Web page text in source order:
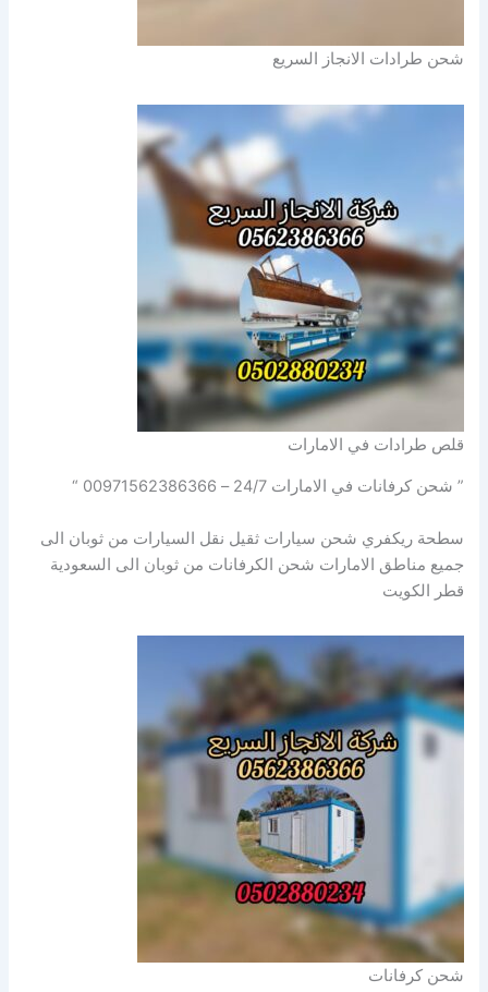
شحن طرادات الانجاز السريع
قلص طرادات في الامارات
” شحن كرفانات في الامارات 24/7 – 00971562386366 “
سطحة ريكفري شحن سيارات ثقيل نقل السيارات من ثوبان الى
جميع مناطق الامارات شحن الكرفانات من ثوبان الى السعودية
قطر الكويت
شحن كرفانات